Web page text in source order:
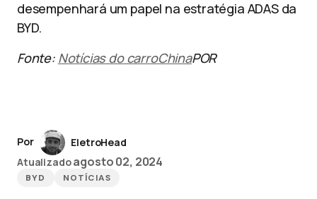
desempenhará um papel na estratégia ADAS da
BYD.
Fonte: Notícias do carroChinaPOR
Por
EletroHead
Atualizadoagosto 02, 2024
BYD NOTÍCIAS